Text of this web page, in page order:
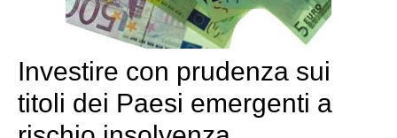
Investire con prudenza sui
titoli dei Paesi emergenti a